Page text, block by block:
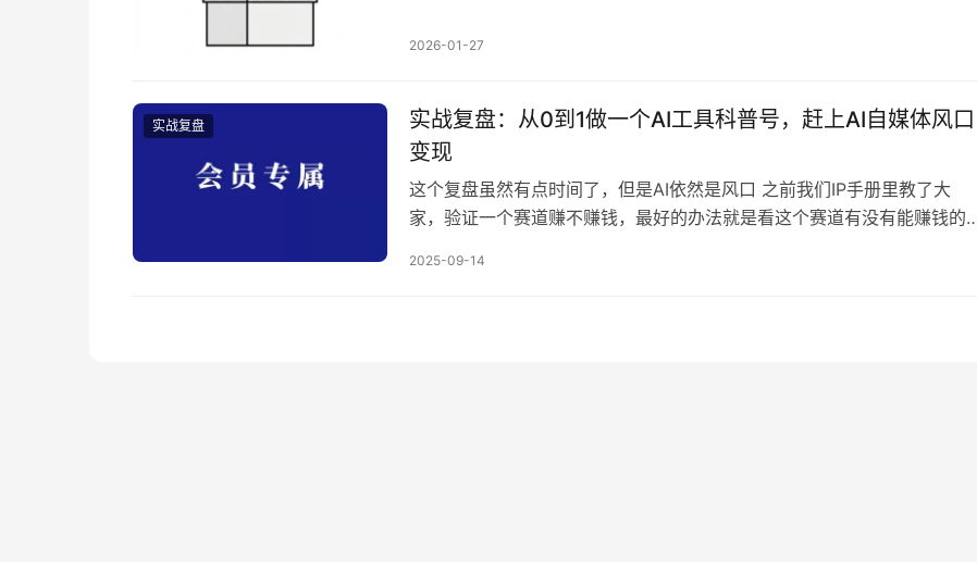
运营有个基础概念 内容目录 1、为什么要做推特？1.1 推特的优势1.2 有哪
2026-01-27
实战复盘
实战复盘：从0到1做一个AI工具科普号，赶上AI自媒体风口
变现
这个复盘虽然有点时间了，但是AI依然是风口 之前我们IP手册里教了大
家，验证一个赛道赚不赚钱，最好的办法就是看这个赛道有没有能赚钱的
2025-09-14